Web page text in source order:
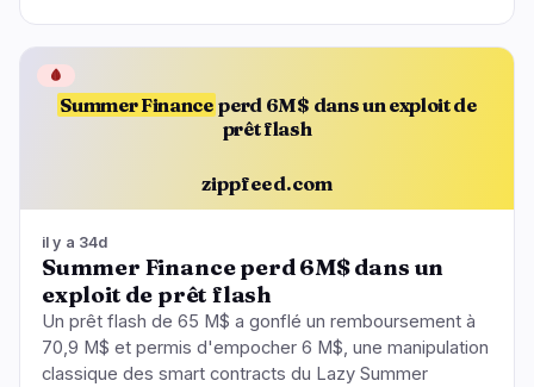
Summer Finance perd 6M$ dans un exploit de
prêt flash
zippfeed.com
🩸
il y a 34d
Summer Finance perd 6M$ dans un
exploit de prêt flash
Un prêt flash de 65 M$ a gonflé un remboursement à
70,9 M$ et permis d'empocher 6 M$, une manipulation
classique des smart contracts du Lazy Summer